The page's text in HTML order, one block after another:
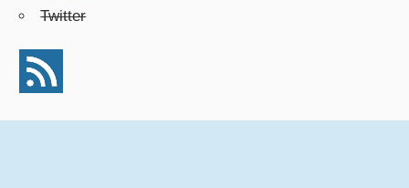
Twitter